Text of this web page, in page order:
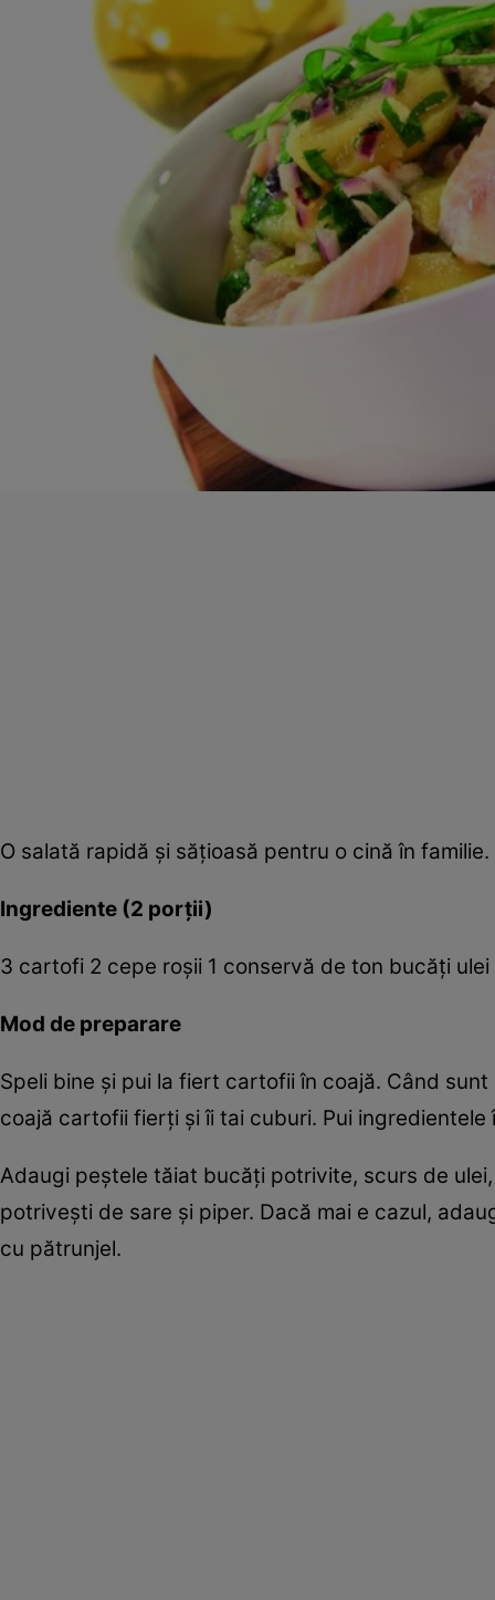
O salată rapidă şi săţioasă pentru o cină în familie.
Ingrediente (2 porţii)
3 cartofi 2 cepe roşii 1 conservă de ton bucăţi
Mod de preparare
Speli bine şi pui la fiert cartofii în coajă. Când
coajă cartofii fierţi şi îi tai cuburi. Pui ingredientele
Adaugi peştele tăiat bucăţi potrivite, scurs de
potriveşti de sare şi piper. Dacă mai e cazul,
cu pătrunjel.